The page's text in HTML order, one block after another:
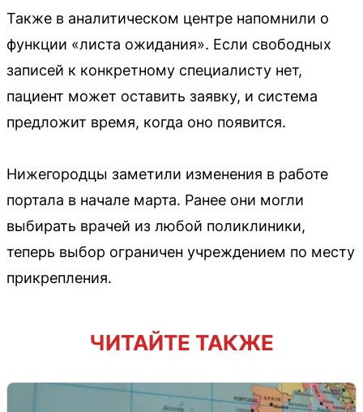
Также в аналитическом центре напомнили о
функции «листа ожидания». Если свободных
записей к конкретному специалисту нет,
пациент может оставить заявку, и система
предложит время, когда оно появится.
Нижегородцы заметили изменения в работе
портала в начале марта. Ранее они могли
выбирать врачей из любой поликлиники,
теперь выбор ограничен учреждением по месту
прикрепления.
ЧИТАЙТЕ ТАКЖЕ